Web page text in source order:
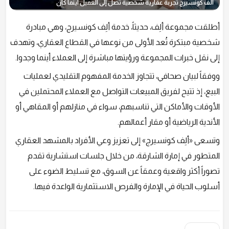
ألف كونسيرج تجربة عقارية شخصية تصل إلى العميل أينما كان
أطلقت مجموعة ألِف، حديثاً، خدمة ألِف كونسيرج، وهي مبادرة
شخصية مبتكرة تُعد الأولى من نوعها في القطاع العقاري، وتهدف
إلى نقل خبرات المجموعة ورؤيتها مباشرة إلى العملاء أينما وجدوا.
ووفقاً لبيان صحافي، تتجاوز الخدمة المفهوم التقليدي لعمليات
البيع، إذ تتيح لفريق المبيعات التواصل مع العملاء المحتملين في
الأوقات والأماكن التي تناسبهم، سواء في منازلهم أو المقاهي أو
الأندية الرياضية أو مقار أعمالهم.
وتسعى «ألِف كونسيرج» إلى تعزيز وعي الأفراد بالمشهد العقاري
المتطور في إمارة الشارقة، من خلال جلسات استشارية تقدم
تصوراً أكثر واقعية وعمقاً عن السوق، مع تسليط الضوء على
أسلوب الحياة في الإمارة والفرص الاستثمارية الواعدة فيها.